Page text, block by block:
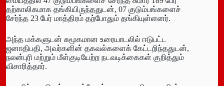
தற்காலிகமாக தங்கியிருந்ததுடன், 07 குடும்பங்களைச்
சேர்ந்த 23 பேர் மாத்திரம் தற்போதும் தங்கியுள்ளனர்.
அந்த மக்களுடன் சுமூகமான உரையாடலில் ஈடுபட்ட
ஜனாதிபதி, அவர்களின் தகவல்களைக் கேட்டறிந்ததுடன்,
நலன்புரி மற்றும் மீள்குடியேற்ற நடவடிக்கைகள் குறித்தும்
விசாரித்தார்.